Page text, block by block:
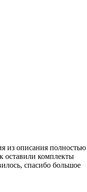
из описания полностью
оставили комплекты
спасибо большое